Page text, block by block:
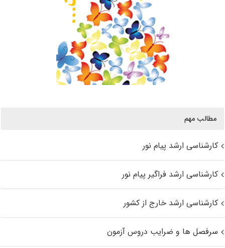
مطالب مهم
کارشناسی ارشد پیام نور
کارشناسی ارشد فراگیر پیام نور
کارشناسی ارشد خارج از کشور
سرفصل ها و ضرایب دروس آزمون